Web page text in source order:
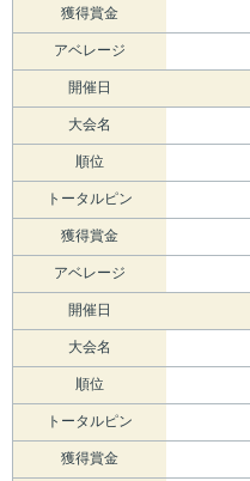
獲得賞金
アベレージ
開催日
大会名
順位
トータルピン
獲得賞金
アベレージ
開催日
大会名
順位
トータルピン
獲得賞金